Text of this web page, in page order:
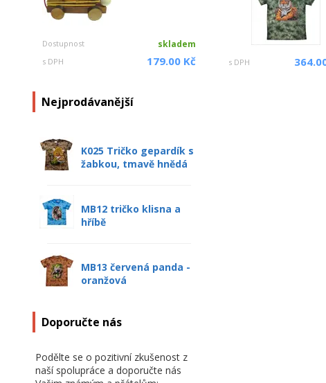
Dostupnost skladem
s DPH 179.00 Kč
Nejprodávanější
K025 Tričko gepardík s
žabkou, tmavě hnědá
MB12 tričko klisna a
hříbě
MB13 červená panda -
oranžová
Doporučte nás
Podělte se o pozitivní zkušenost z
naší spolupráce a doporučte nás
s DPH